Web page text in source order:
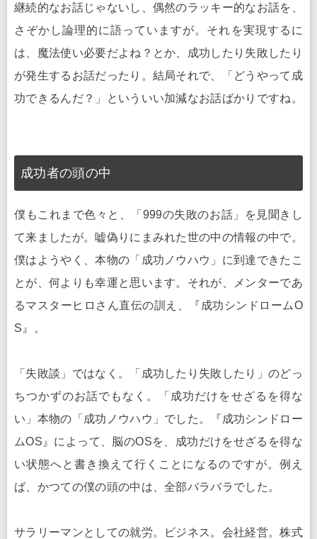
継続的なお話じゃないし、偶然のラッキー的なお話を、
さぞかし論理的に語っていますが。それを実現するに
は、魔法使い必要だよね？とか、成功したり失敗したり
が発生するお話だったり。結局それで、「どうやって成
功できるんだ？」といういい加減なお話ばかりですね。
成功者の頭の中
僕もこれまで色々と、「999の失敗のお話」を見聞きし
て来ましたが。嘘偽りにまみれた世の中の情報の中で。
僕はようやく、本物の「成功ノウハウ」に到達できたこ
とが、何よりも幸運と思います。それが、メンターであ
るマスターヒロさん直伝の訓え、『成功シンドロームO
S』。
「失敗談」ではなく。「成功したり失敗したり」のどっ
ちつかずのお話でもなく。「成功だけをせざるを得な
い」本物の「成功ノウハウ」でした。『成功シンドロー
ムOS』によって、脳のOSを、成功だけをせざるを得な
い状態へと書き換えて行くことになるのですが。例え
ば、かつての僕の頭の中は、全部バラバラでした。
サラリーマンとしての就労。ビジネス。会社経営。株式